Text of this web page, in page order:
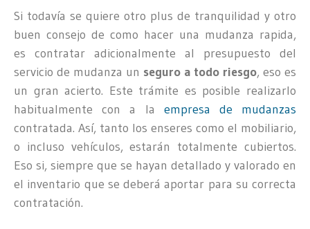
Si todavía se quiere otro plus de tranquilidad y otro
buen consejo de como hacer una mudanza rapida,
es contratar adicionalmente al presupuesto del
servicio de mudanza un seguro a todo riesgo, eso es
un gran acierto. Este trámite es posible realizarlo
habitualmente con a la empresa de mudanzas
contratada. Así, tanto los enseres como el mobiliario,
o incluso vehículos, estarán totalmente cubiertos.
Eso si, siempre que se hayan detallado y valorado en
el inventario que se deberá aportar para su correcta
contratación.